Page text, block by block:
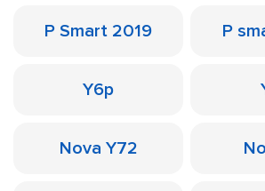
P Smart 2019 P
Y6p
Nova Y72